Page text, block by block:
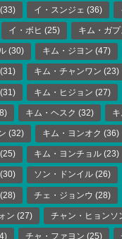
(33) イ・スンジェ (36)
イ・ボヒ (25) キム・ガプ
(30) キム・ジヨン (47)
(31) キム・チャンワン (23)
(31) キム・ヒジョン (27)
キム・ヘスク (32)
(32) キム・ヨンオク (36)
(25) キム・ヨンチョル (23)
(30) ソン・ドンイル (26)
(28) チェ・ジョンウ (28)
ン (27) チャン・ヒョンソ
チャ・ファヨン (25)